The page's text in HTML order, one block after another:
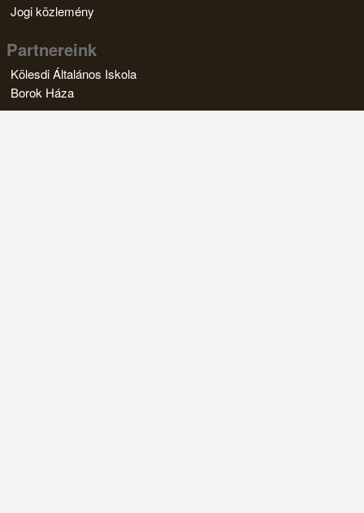
Jogi közlemény
Partnereink
Kölesdi Általános Iskola
Borok Háza